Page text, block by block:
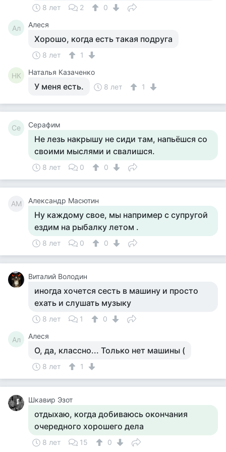
8 лет 2 0
Ал Алеся
Хорошо, когда есть такая подруга
8 лет 1
НК Наталья Казаченко
У меня есть. 8 лет 1
Се Серафим
Не лезь накрышу не сиди там, напьёшся со
своими мыслями и свалишся.
8 лет 0 0
АМ Александр Масютин
Ну каждому свое, мы например с супругой
ездим на рыбалку летом .
8 лет 0 0
Виталий Володин
иногда хочется сесть в машину и просто
ехать и слушать музыку
8 лет 1 0
Ал Алеся
О, да, классно... Только нет машины (
8 лет 1
Шкавир Эзот
отдыхаю, когда добиваюсь окончания
очередного хорошего дела
8 лет 15
0